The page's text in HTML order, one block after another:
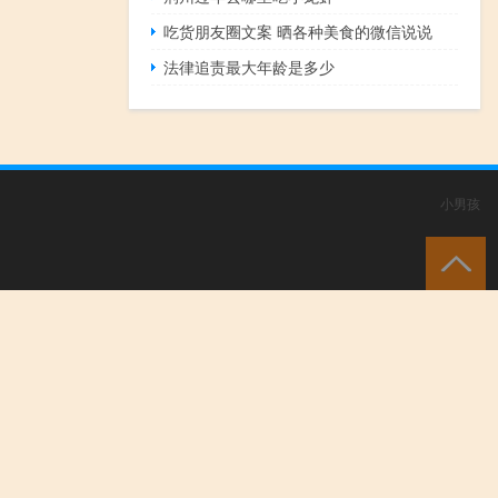
吃货朋友圈文案 晒各种美食的微信说说
法律追责最大年龄是多少
小男孩